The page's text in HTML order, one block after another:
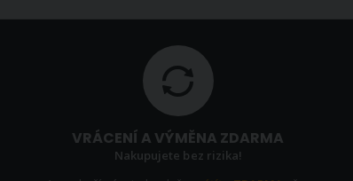
VRÁCENÍ A VÝMĚNA ZDARMA
Nakupujete bez rizika!